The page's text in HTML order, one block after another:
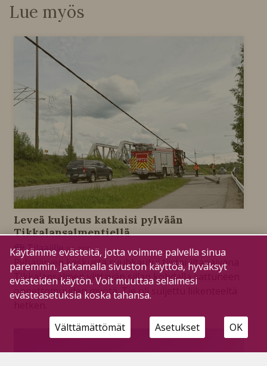
Lue myös
Leveä kuljetus katkaisi pylvään
Tikkalansalmentiellä
Tilaajille 9.6.2026
Pyhäjärven keskusta ruuhkautui tiistai-iltapäivänä
Tikkalansalmen ylittävän sillan kohdalla sattuneen
onnettomuuden myötä. Tie oli suljettu liikenteeltä
Käytämme evästeitä, jotta voimme palvella sinua
paremmin. Jatkamalla sivuston käyttöä, hyväksyt
evästeiden käytön. Voit muuttaa selaimesi
evästeasetuksia koska tahansa.
Välttämättömät Asetukset OK